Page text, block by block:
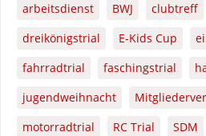
arbeitsdienst
BWJ clubtreff
dreikönigstrial
E-Kids Cup
fahrradtrial
faschingstrial
jugendweihnacht
motorradtrial
RC Trial SDM